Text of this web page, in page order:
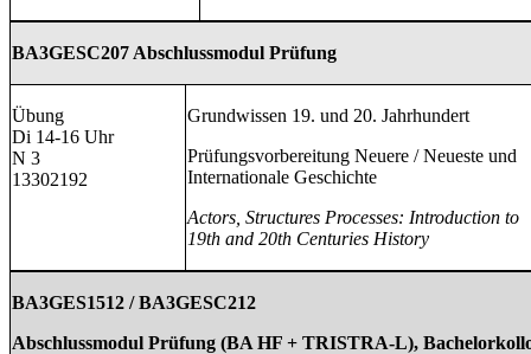
BA3GESC207 Abschlussmodul Prüfung
Übung
Di 14-16 Uhr
N 3
13302192
Grundwissen 19. und 20. Jahrhundert
Prüfungsvorbereitung Neuere / Neueste und
Internationale Geschichte
Actors, Structures Processes: Introduction to
19th and 20th Centuries History
BA3GES1512 / BA3GESC212
Abschlussmodul Prüfung (BA HF + TRISTRA-L),